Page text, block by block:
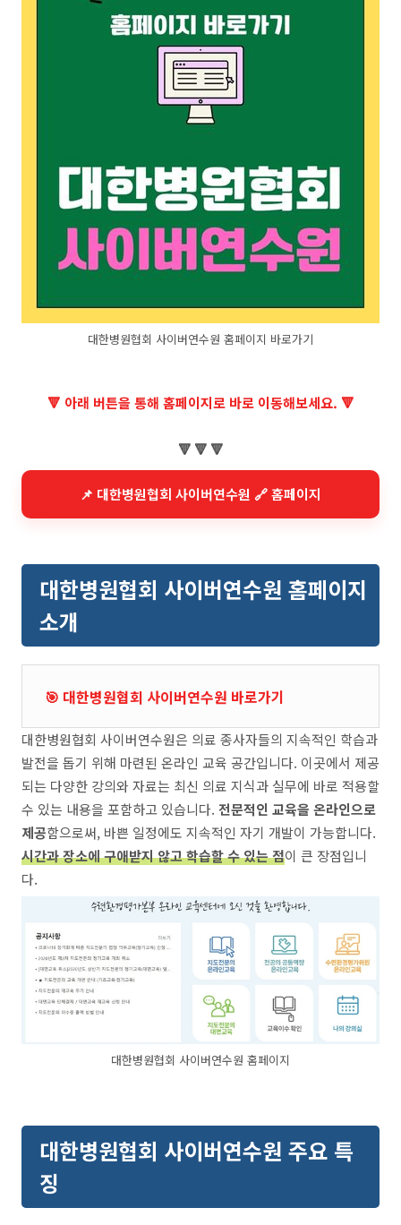
대한병원협회 사이버연수원 홈페이지 바로가기
🔻 아래 버튼을 통해 홈페이지로 바로 이동해보세요. 🔻
🔻 🔻 🔻
📌 대한병원협회 사이버연수원 🔗 홈페이지
대한병원협회 사이버연수원 홈페이지
소개
🎯 대한병원협회 사이버연수원 바로가기
대한병원협회 사이버연수원은 의료 종사자들의 지속적인 학습과
발전을 돕기 위해 마련된 온라인 교육 공간입니다. 이곳에서 제공
되는 다양한 강의와 자료는 최신 의료 지식과 실무에 바로 적용할
수 있는 내용을 포함하고 있습니다. 전문적인 교육을 온라인으로
제공함으로써, 바쁜 일정에도 지속적인 자기 개발이 가능합니다.
시간과 장소에 구애받지 않고 학습할 수 있는 점이 큰 장점입니
다.
대한병원협회 사이버연수원 홈페이지
대한병원협회 사이버연수원 주요 특
징